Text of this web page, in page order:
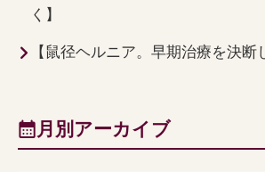
く】
【鼠径ヘルニア。早期治療を決断
月別アーカイブ